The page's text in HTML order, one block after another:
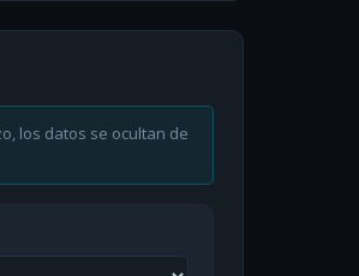
los datos se ocultan de